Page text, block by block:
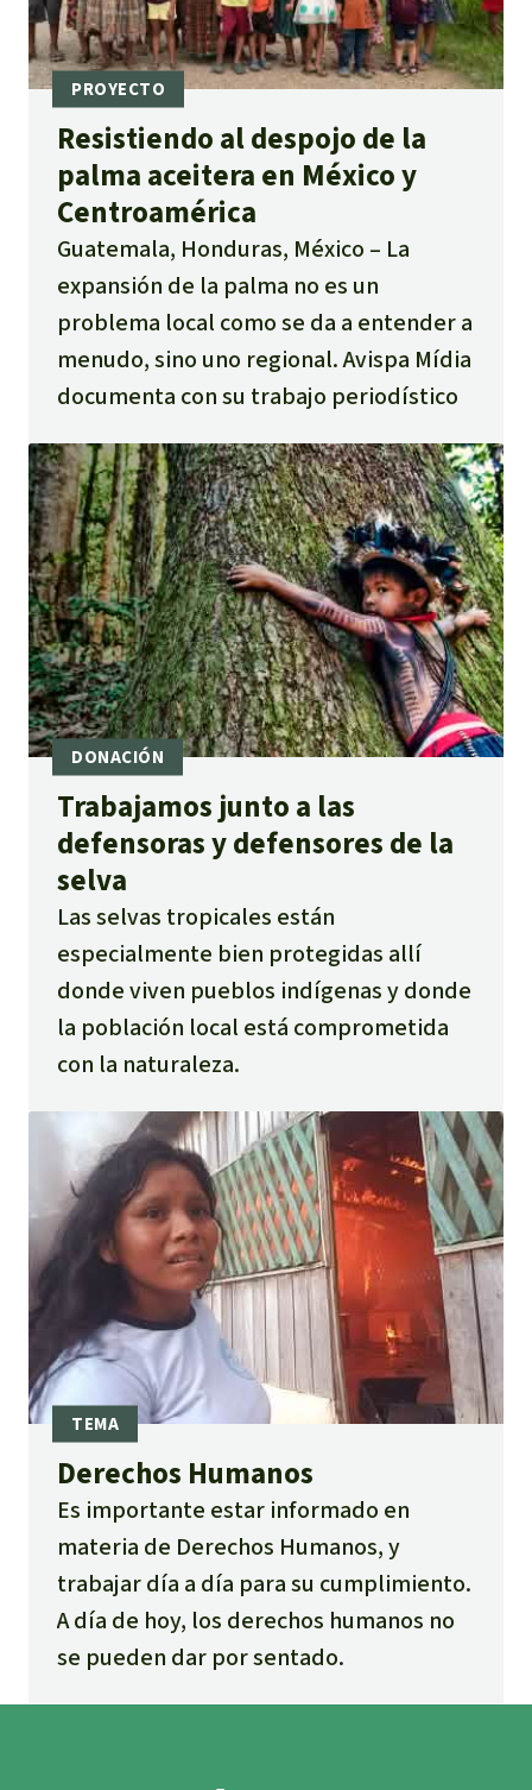
Resistiendo al despojo de la
palma aceitera en México y
Centroamérica
Guatemala, Honduras, México
La
expansión de la palma no es un
problema local como se da a entender a
menudo, sino uno regional. Avispa Mídia
documenta con su trabajo periodístico
Trabajamos junto a las
defensoras y defensores de la
selva
Las selvas tropicales están
especialmente bien protegidas allí
donde viven pueblos indígenas y donde
la población local está comprometida
con la naturaleza.
Derechos Humanos
Es importante estar informado en
materia de Derechos Humanos, y
trabajar día a día para su cumplimiento.
A día de hoy, los derechos humanos no
se pueden dar por sentado.